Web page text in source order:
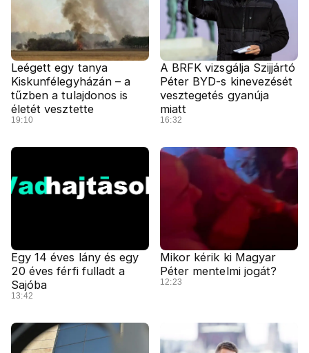
Leégett egy tanya
Kiskunfélegyházán – a
tűzben a tulajdonos is
életét vesztette
19:10
A BRFK vizsgálja Szijjártó
Péter BYD-s kinevezését
vesztegetés gyanúja
miatt
16:32
Egy 14 éves lány és egy
20 éves férfi fulladt a
Sajóba
13:42
Mikor kérik ki Magyar
Péter mentelmi jogát?
12:23